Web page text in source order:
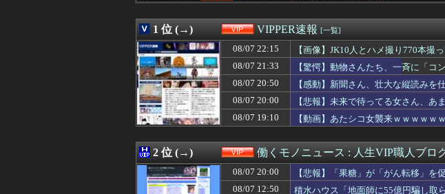
08/07 21:52
80代男性「足がすべってアクセルを踏んでしまっ
08/07 21:50
【画像】道重さゆみちゃん(29)のあたシコミニスカ
08/07 21:50
【動画】ショートスリーパー堀大輔、高須クリニ
08/07 21:50
【超悲報】Z新入社員、意地でも9月の社員旅行の
08/07 21:48
【困惑】MARCHって高学歴なの？ｗｗｗｗｗｗｗ
08/07 21:47
【男女差ある？】芸能人の不倫・スキャンダルの
08/07 21:47
ラジオ体操の景品は何をもらいましたか？
08/07 21:45
【超悲報】Z新入社員、意地でも9月の社員旅行の
08/07 21:44
【衝撃】DAZNさん、サッカーW杯で加入者数5倍
08/07 21:44
団塊世代の完全引退で、企業が迫られる“最後の選
08/07 21:40
【衝撃】北海道江別大学生殺人事件、主犯格の川
08/07 21:40
【画像】暴走族のセ〇クス、エチエチすぎるｗｗｗ
08/07 21:39
【衝撃】風俗嬢が風俗嬢やってる理由で一番多い
1 位 (→) VIPPER速報 [一覧]
08/07 22:15
【画像】JK10人とハメ撮り770本撮
08/07 21:33
【驚愕】動物さんたち、一斉に「コ
08/07 20:50
【感動】新聞さん、壮大な縦読みを
08/07 20:00
【悲報】未来で待ってる女さん、あ
08/07 19:10
【動画】あたシコ女襲来ｗｗｗｗｗ
2 位 (→) 働くモノニュース : 人生VIP職人ブロ
08/07 20:00
【悲報】「果糖」が「がん転移」を
08/07 12:50
積水ハウス「地面師に55億円騙し取